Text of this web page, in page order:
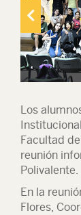
Los
Facultad
reunión
Polivalente.
En la
Flores,